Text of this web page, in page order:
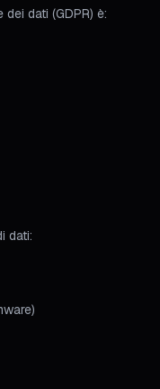
dati (GDPR) è:
dati: